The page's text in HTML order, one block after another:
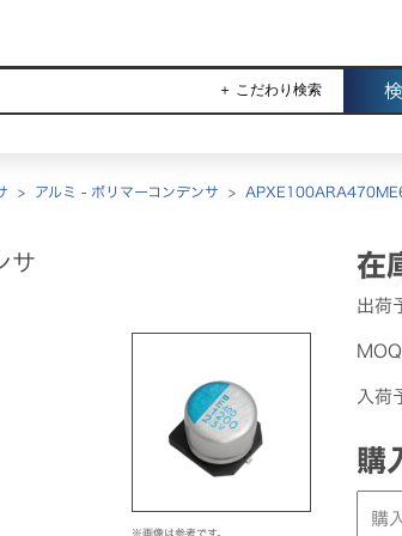
＋ こだわり検索
> アルミ - ポリマーコンデンサ >
サ
※画像は参考です。
在
出荷
入荷
購